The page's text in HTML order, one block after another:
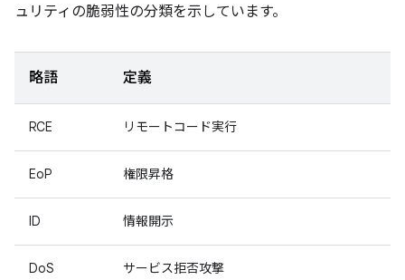
ュリティの脆弱性の分類を示しています。
略語 定義
RCE リモートコード実行
EoP 権限昇格
ID 情報開示
DoS サービス拒否攻撃